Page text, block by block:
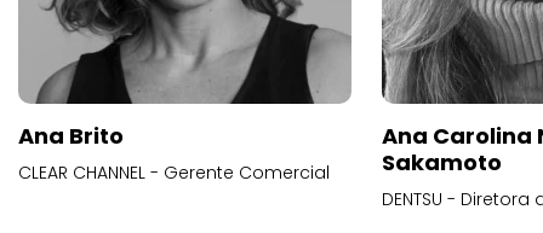
Ana Brito
CLEAR CHANNEL - Gerente Comercial
Ana Carolina
Sakamoto
DENTSU -